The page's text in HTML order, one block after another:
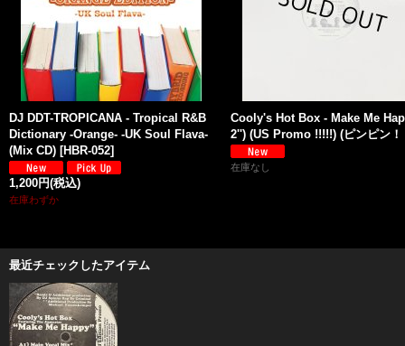
DJ DDT-TROPICANA - Tropical R&B
Dictionary -Orange- -UK Soul Flava-
(Mix CD) [HBR-052]
1,200円(税込)
在庫わずか
Cooly's Hot Box - Make Me
2'') (US Promo !!!!!) (ピンピン！
在庫なし
最近チェックしたアイテム